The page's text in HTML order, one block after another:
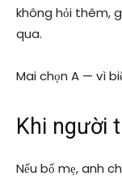
không hỏi thêm,
qua.
Mai chọn A — vì
Khi người
Nếu bố mẹ, anh